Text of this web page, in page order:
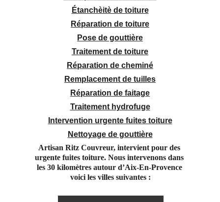
Étanchèitè de toiture
Réparation de toiture
Pose de gouttière
Traitement de toiture
Réparation de cheminé
Remplacement de tuilles
Réparation de faitage
Traitement hydrofuge
Intervention urgente fuites toiture
Nettoyage de gouttière
Artisan Ritz Couvreur, intervient pour des
urgente fuites toiture. Nous intervenons dans
les 30 kilomètres autour d’Aix-En-Provence
voici les villes suivantes :